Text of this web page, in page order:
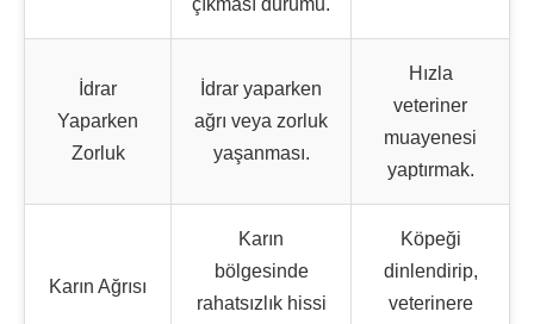
çıkması durumu.
İdrar
Yaparken
Zorluk
İdrar yaparken
ağrı veya zorluk
yaşanması.
Hızla
veteriner
muayenesi
yaptırmak.
Karın Ağrısı
Karın
bölgesinde
rahatsızlık hissi
Köpeği
dinlendirip,
veterinere